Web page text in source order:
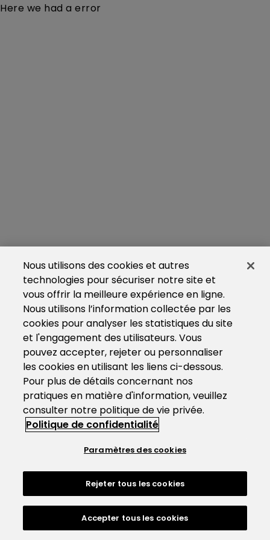
Here we had a error
Nous utilisons des cookies et autres
technologies pour sécuriser notre site et
vous offrir la meilleure expérience en ligne.
Nous utilisons l’information collectée par les
cookies pour analyser les statistiques du site
et l'engagement des utilisateurs. Vous
pouvez accepter, rejeter ou personnaliser
les cookies en utilisant les liens ci-dessous.
Pour plus de détails concernant nos
pratiques en matière d'information, veuillez
consulter notre politique de vie privée.
Politique de confidentialité
Paramètres des cookies
Rejeter tous les cookies
Accepter tous les cookies